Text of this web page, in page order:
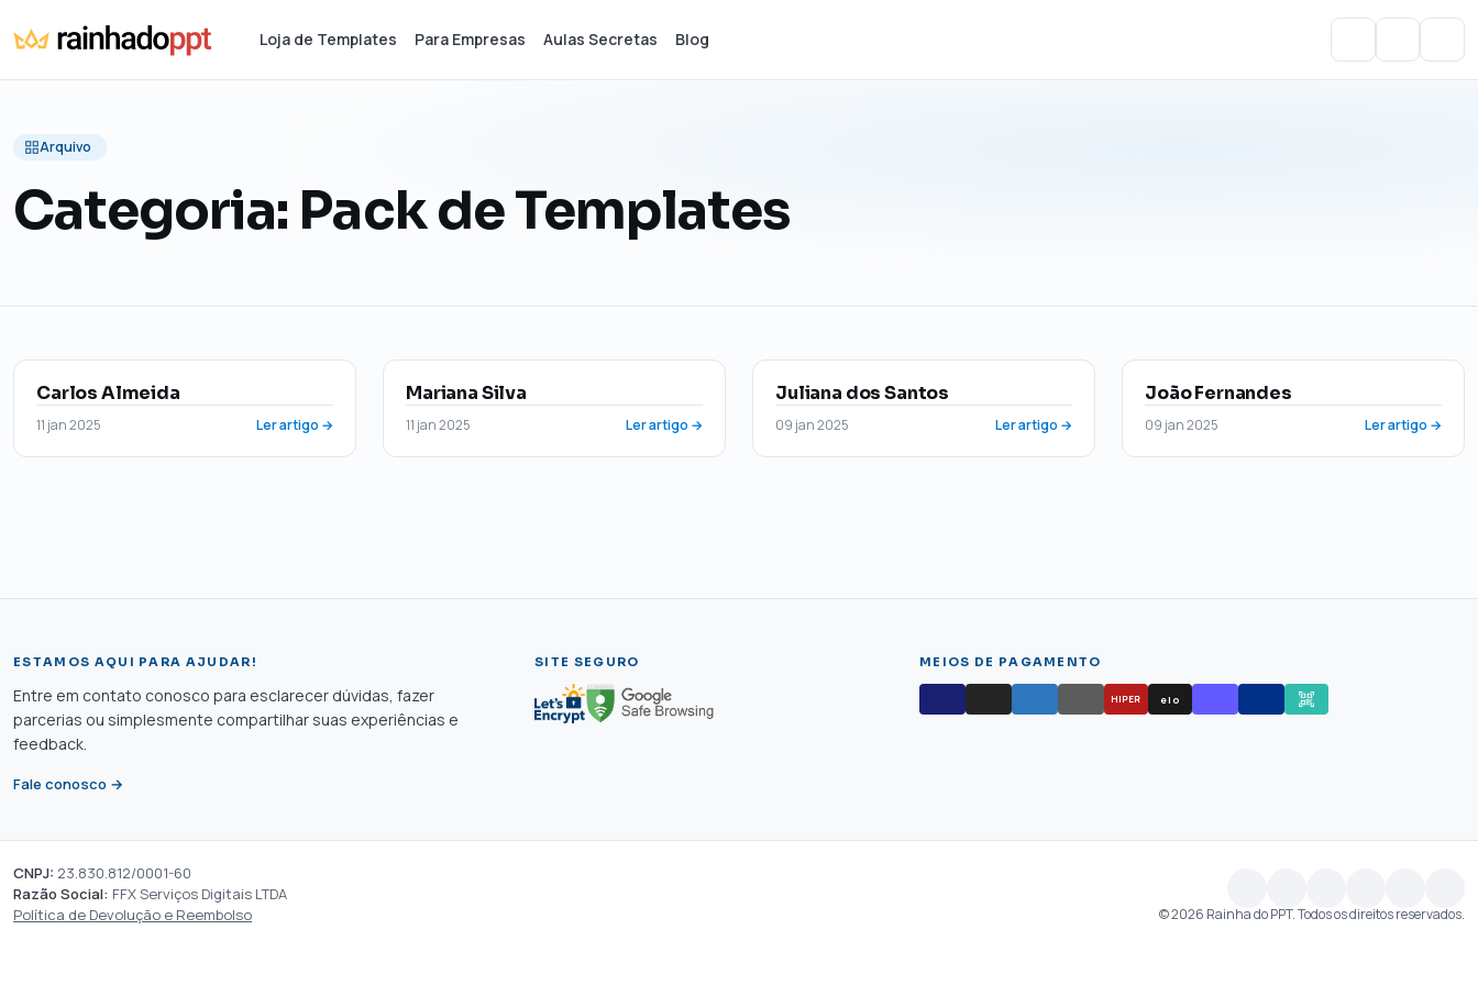
Loja de Templates Para Empresas Aulas Secretas Blog
Arquivo
Categoria: Pack de Templates
Carlos Almeida
11 jan 2025 Ler artigo →
Mariana Silva
11 jan 2025 Ler artigo →
Juliana dos Santos
09 jan 2025 Ler artigo →
João Fernandes
09 jan 2025 Ler artigo →
ESTAMOS AQUI PARA AJUDAR!
Entre em contato conosco para esclarecer dúvidas, fazer
parcerias ou simplesmente compartilhar suas experiências e
feedback.
Fale conosco →
SITE SEGURO MEIOS DE PAGAMENTO
HIPER elo
CNPJ: 23.830.812/0001-60
Razão Social: FFX Serviços Digitais LTDA
Política de Devolução e Reembolso
© 2026 Rainha do PPT. Todos os direitos reservados.